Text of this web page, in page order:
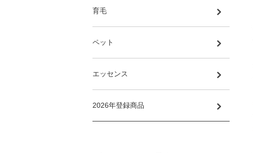
育毛
ペット
エッセンス
2026年登録商品